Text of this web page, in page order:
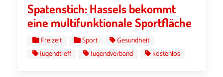
Spatenstich: Hassels bekommt
eine multifunktionale Sportfläche
Freizeit Sport
Gesundheit
Jugendtreff
Jugendverband kostenlos